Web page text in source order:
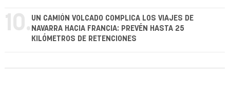
10. UN CAMIÓN VOLCADO COMPLICA LOS VIAJES DE
NAVARRA HACIA FRANCIA: PREVÉN HASTA 25
KILÓMETROS DE RETENCIONES